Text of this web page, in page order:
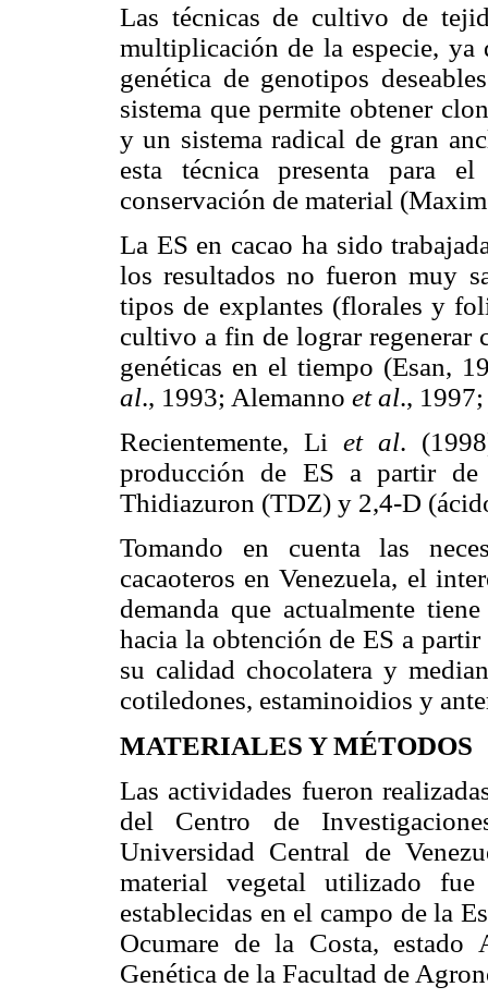
Las técnicas de cultivo de
multiplicación de la especie, ya
genética de genotipos
sistema que permite obtener
y un sistema radical de gran
esta técnica presenta para
conservación de material
La ES en cacao ha sido
los resultados no fueron muy
tipos de explantes (florales y
cultivo a fin de lograr regenerar
genéticas en el tiempo (Esan,
al., 1993; Alemanno et al.,
Recientemente, Li et al.
producción de ES a partir de
Thidiazuron (TDZ) y 2,4-D
Tomando en cuenta las
cacaoteros en Venezuela, el
demanda que actualmente
hacia la obtención de ES a
su calidad chocolatera y
cotiledones, estaminoidios y
MATERIALES Y MÉTODOS
Las actividades fueron
del Centro de
Universidad Central de
material vegetal utilizado
establecidas en el campo de la
Ocumare de la Costa,
Genética de la Facultad de